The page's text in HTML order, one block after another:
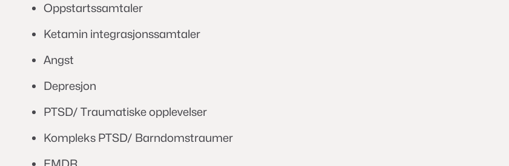
Oppstartssamtaler
Ketamin integrasjonssamtaler
Angst
Depresjon
PTSD/ Traumatiske opplevelser
Kompleks PTSD/ Barndomstraumer